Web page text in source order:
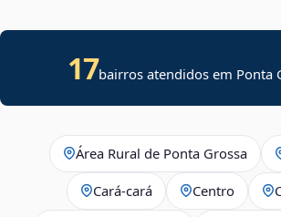
17bairros atendidos em Ponta
Área Rural de Ponta Grossa
Cará-cará Centro